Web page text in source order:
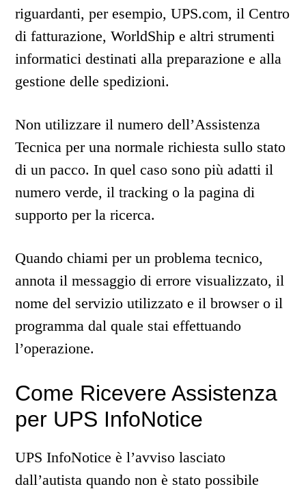
riguardanti, per esempio, UPS.com, il Centro
di fatturazione, WorldShip e altri strumenti
informatici destinati alla preparazione e alla
gestione delle spedizioni.
Non utilizzare il numero dell’Assistenza
Tecnica per una normale richiesta sullo stato
di un pacco. In quel caso sono più adatti il
numero verde, il tracking o la pagina di
supporto per la ricerca.
Quando chiami per un problema tecnico,
annota il messaggio di errore visualizzato, il
nome del servizio utilizzato e il browser o il
programma dal quale stai effettuando
l’operazione.
Come Ricevere Assistenza
per UPS InfoNotice
UPS InfoNotice è l’avviso lasciato
dall’autista quando non è stato possibile